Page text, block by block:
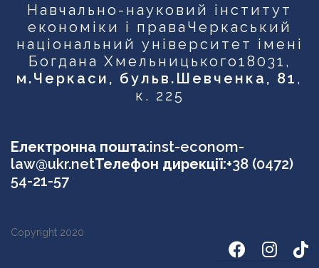
Навчально-науковий інститут
економіки і права Черкаський
національний університет імені
Богдана Хмельницького18031,
м.Черкаси, бульв.Шевченка, 81 ,
к. 225
Електронна пошта:inst-econom-
law@ukr.netТелефон дирекції:+38 (0472)
54-21-57
Copyright 2020